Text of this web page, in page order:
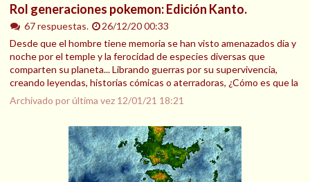
Rol generaciones pokemon: Edición Kanto.
67 respuestas.
26/12/20 00:33
Desde que el hombre tiene memoria se han visto amenazados día y
noche por el temple y la ferocidad de especies diversas que
comparten su planeta... Librando guerras por su supervivencia,
creando leyendas, historias cómicas o aterradoras, ¿Cómo es que la
Archivado por última vez 12/01/21 18:21